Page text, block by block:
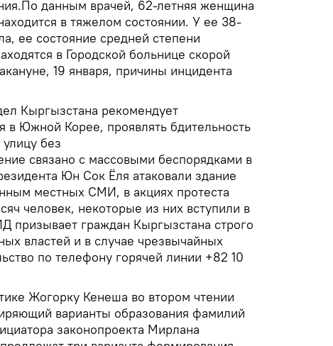
данным врачей, 62-летняя женщина
в тяжелом состоянии. У ее 38-
ее состояние средней степени
в Городской больнице скорой
19 января, причины инцидента
Кыргызстана рекомендует
в Южной Корее, проявлять бдительность
без
связано с массовыми беспорядками в
Юн Сок Ёля атаковали здание
местных СМИ, в акциях протеста
человек, некоторые из них вступили в
призывает граждан Кыргызстана строго
властей и в случае чрезвычайных
по телефону горячей линии +82 10
Жогорку Кенеша во втором чтении
варианты образования фамилий
законопроекта Мирлана